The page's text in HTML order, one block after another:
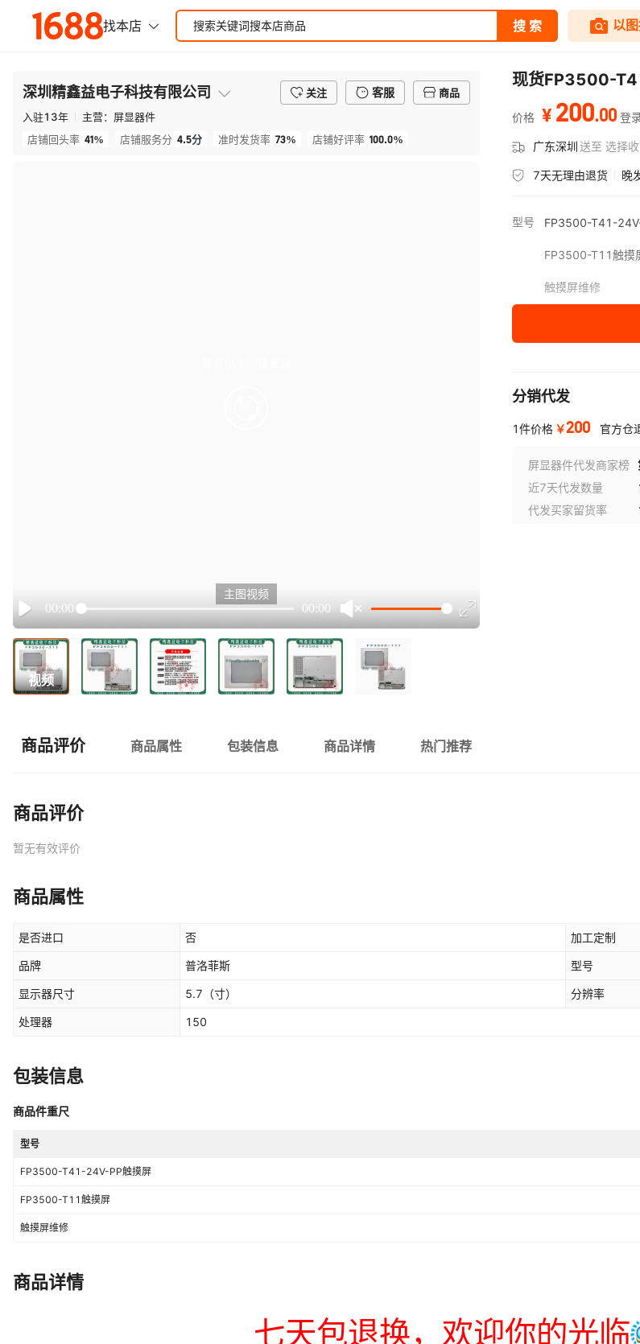
深圳精鑫益电子科技有限公司 关注 客服
商品
入驻13年 主营： 屏显器件
店铺回头率 41% 店铺服务分 4.5分 准时发货率 73% 店铺好评率 100.0%
Play
00:00 00:00
主图视频
视频
现货FP3500-
价格 ¥ 200.00 登
广东深圳送至 选择
7天无理由退货 晚
型号 FP3500-T41-
FP3500-T11触摸
触摸屏维修
分销代发
1件价格 ￥200 官方仓
屏显器件代发商家榜
近7天代发数量
代发买家留货率
商品评价 商品属性 包装信息 商品详情 热门推荐
商品评价
暂无有效评价
商品属性
是否进口 否 加工定制
品牌 普洛菲斯 型号
显示器尺寸 5.7 （寸） 分辨率
处理器 150
包装信息
商品件重尺
型号
FP3500-T41-24V-PP触摸屏
FP3500-T11触摸屏
触摸屏维修
商品详情